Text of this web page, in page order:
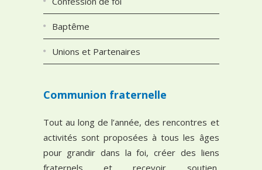
Baptême
Unions et Partenaires
Communion fraternelle
Tout au long de l’année, des rencontres et
activités sont proposées à tous les âges
pour grandir dans la foi, créer des liens